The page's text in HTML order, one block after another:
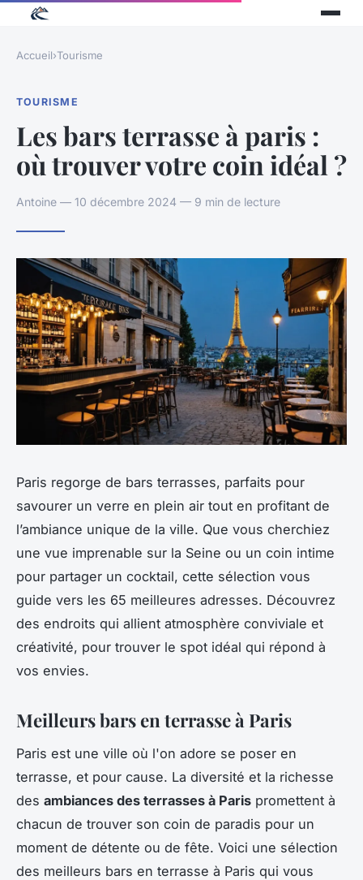
Accueil›Tourisme
TOURISME
Les bars terrasse à paris :
où trouver votre coin idéal ?
Antoine — 10 décembre 2024 — 9 min de lecture
Paris regorge de bars terrasses, parfaits pour
savourer un verre en plein air tout en profitant de
l’ambiance unique de la ville. Que vous cherchiez
une vue imprenable sur la Seine ou un coin intime
pour partager un cocktail, cette sélection vous
guide vers les 65 meilleures adresses. Découvrez
des endroits qui allient atmosphère conviviale et
créativité, pour trouver le spot idéal qui répond à
vos envies.
Meilleurs bars en terrasse à Paris
Paris est une ville où l'on adore se poser en
terrasse, et pour cause. La diversité et la richesse
des ambiances des terrasses à Paris promettent à
chacun de trouver son coin de paradis pour un
moment de détente ou de fête. Voici une sélection
des meilleurs bars en terrasse à Paris qui vous